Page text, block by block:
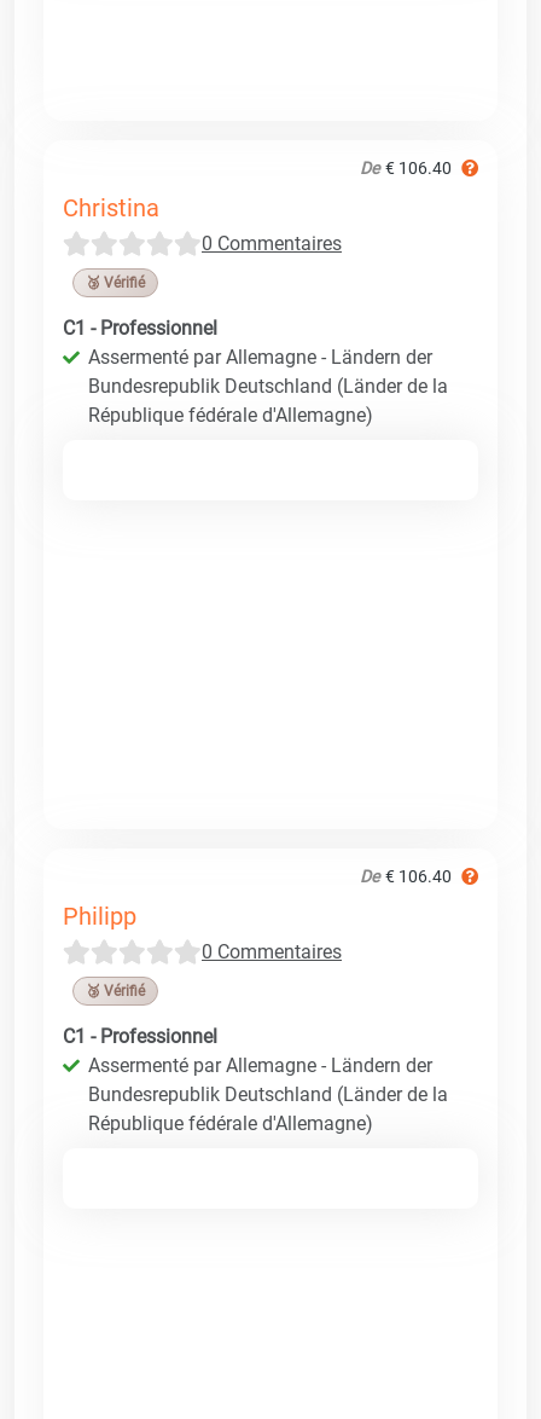
De € 106.40
Christina
0 Commentaires
🥉 Vérifié
C1 - Professionnel
Assermenté par Allemagne - Ländern der
Bundesrepublik Deutschland (Länder de la
République fédérale d'Allemagne)
De € 106.40
Philipp
0 Commentaires
🥉 Vérifié
C1 - Professionnel
Assermenté par Allemagne - Ländern der
Bundesrepublik Deutschland (Länder de la
République fédérale d'Allemagne)